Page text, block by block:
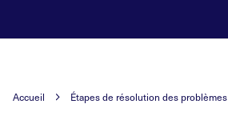
Accueil Étapes de résolution des problèmes